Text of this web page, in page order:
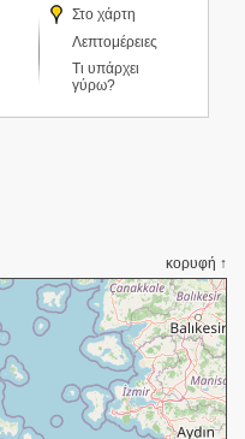
Στο χάρτη
Λεπτομέρειες
Τι υπάρχει
γύρω?
κορυφή ↑